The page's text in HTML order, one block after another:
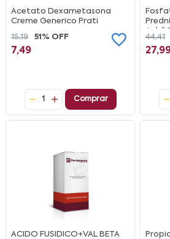
Acetato Dexametasona
Creme Generico Prati
15,19
51% OFF
7,49
1 Comprar
44,41
ACIDO FUSIDICO+VAL BETA